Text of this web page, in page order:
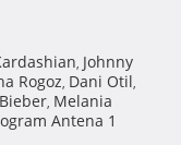
, Johnny
Rogoz, Dani Otil,
, Melania
Antena 1